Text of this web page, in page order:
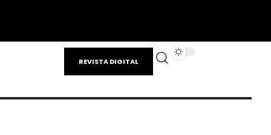
REVISTA DIGITAL